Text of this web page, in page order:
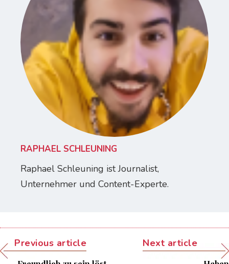
RAPHAEL SCHLEUNING
Raphael Schleuning ist Journalist,
Unternehmer und Content-Experte.
Previous article Next article